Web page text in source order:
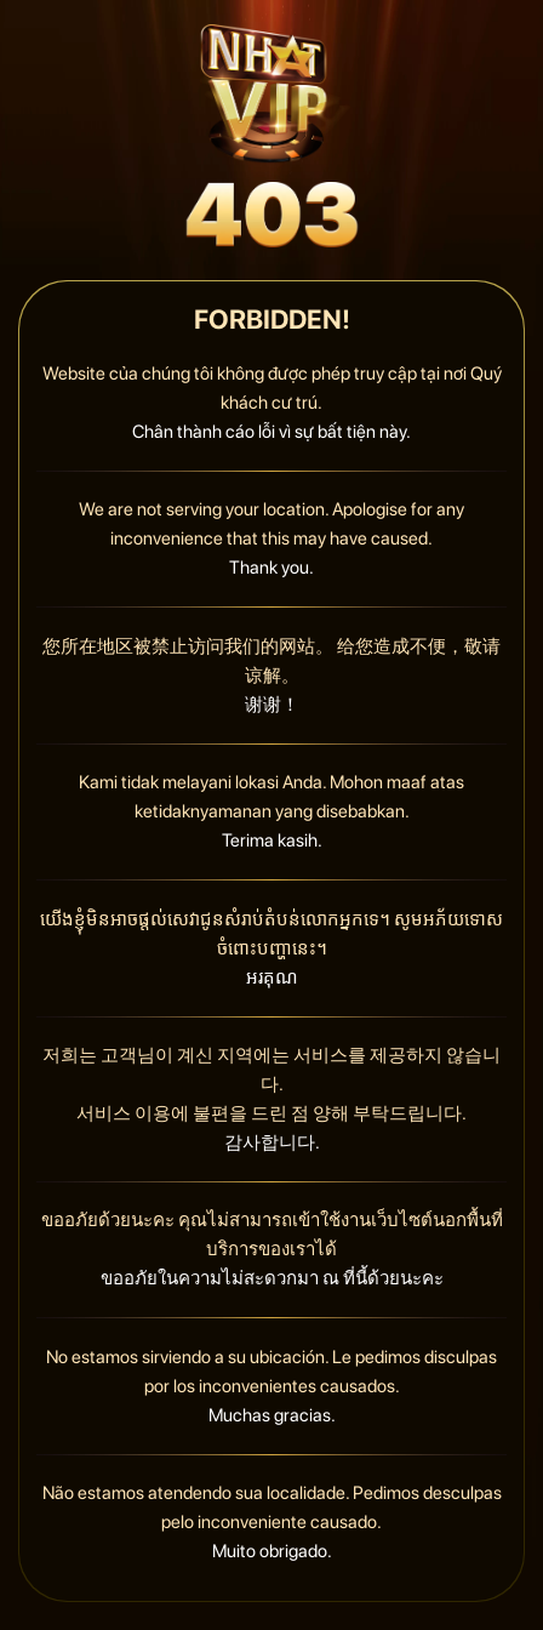
FORBIDDEN!
Website của chúng tôi không được phép truy cập tại nơi Quý
khách cư trú.
Chân thành cáo lỗi vì sự bất tiện này.
We are not serving your location. Apologise for any
inconvenience that this may have caused.
Thank you.
您所在地区被禁止访问我们的网站。 给您造成不便，敬请
谅解。
谢谢！
Kami tidak melayani lokasi Anda. Mohon maaf atas
ketidaknyamanan yang disebabkan.
Terima kasih.
យើងខ្ញុំមិនអាចផ្តល់សេវាជូនសំរាប់តំបន់លោកអ្នកទេ។ សូមអភ័យទោស
ចំពោះបញ្ហានេះ។
អរគុណ
저희는 고객님이 계신 지역에는 서비스를 제공하지 않습니
다.
서비스 이용에 불편을 드린 점 양해 부탁드립니다.
감사합니다.
ขออภัยด้วยนะคะ คุณไม่สามารถเข้าใช้งานเว็บไซต์นอกพื้นที่
บริการของเราได้
ขออภัยในความไม่สะดวกมา ณ ที่นี้ด้วยนะคะ
No estamos sirviendo a su ubicación. Le pedimos disculpas
por los inconvenientes causados.
Muchas gracias.
Não estamos atendendo sua localidade. Pedimos desculpas
pelo inconveniente causado.
Muito obrigado.